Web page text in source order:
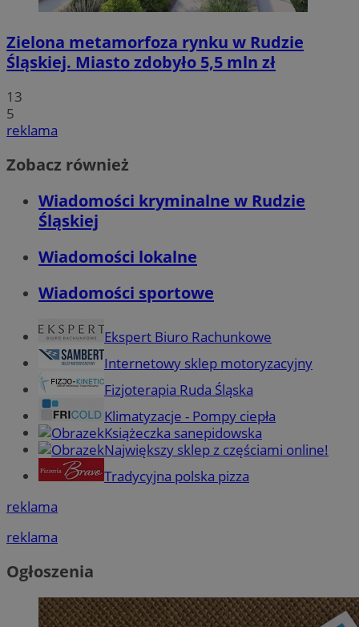
Zielona metamorfoza rynku w Rudzie
Śląskiej. Miasto zdobyło 5,5 mln zł
13
5
reklama
Zobacz również
Wiadomości kryminalne w Rudzie
Śląskiej
Wiadomości lokalne
Wiadomości sportowe
Ekspert Biuro Rachunkowe
Internetowy sklep motoryzacyjny
Fizjoterapia Ruda Śląska
Klimatyzacje - Pompy ciepła
Książeczka sanepidowska
Największy sklep z częściami online!
Tradycyjna polska pizza
reklama
reklama
Ogłoszenia